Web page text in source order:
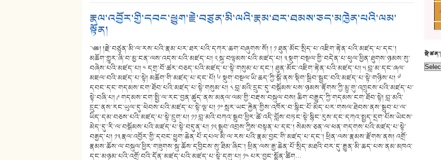
རྣལ་འབྱོར་གྱི་དབང་ཕྱུག་རྗེ་བཙུན་མི་ལའི་རྣམ་ཐར་ཐམས་ཅད་མཁྱེན་པའི་ལམ་
སྟོན།
༄༅། །རྗེ་བཙུན་མི་ལ་རས་པའི་རྣམ་པར་ཐར་པའི་དཀར་ཆག་བཞུགས་སོ། ། ༡ ཐུན་མོང་སྲིད་པ་འཇིག་རྟེན་པའི་མཛད་པ་དང་།
མཆོག་གྱུར་ཞི་བ་མྱ་ངན་ལས་འདས་པའི་མཛད་པ། ༢ སྐུ་བལྟམས་པའི་མཛད་པ། ༣ སྡུག་བསྔལ་གྱི་བདེན་པ་ཕུལ་ཕྱིན་ཐུགས་ཉམས་སུ་
བཞེས་པའི་མཛད་པ། ༤ དགྲ་བོ་ཚར་བཅད་པའི་མཛད་པ་སྟེ་གསུམ་པ་དང་། ཐུན་མོང་འཇིག་རྟེན་པའི་མཛད་པ། ༥ བླ་མ་དང་ཞལ་
མཇལ་བའི་མཛད་པ་སྟེ། མཆོག་གི་མཛད་པ་དང་པོ། ༦ སྡུག་བསྔལ་ཡི་ཆད་ཀྱི་སྒོ་ནས་སྡིག་སྒྲིབ་སྦྱང་བའི་མཛད་པ་སྟེ་གཉིས་པ། ༧
དབང་དང་གདམས་ངག་ཐོབ་པའི་མཛད་པ་སྟེ་གསུམ་པ། ༨ བླ་མའི་དྲུང་དུ་བསྒོམས་པས་ཉམས་རྟོགས་ཀྱི་མྱུ་གུ་འཁྲུངས་པའི་མཛད་པ་
སྟེ་བཞི་པ། ༩ གདམས་ངག་སྤྱི་ལ་རང་བྱན་ཚུད་ནས་མནལ་ལམ་གྱི་བརྡས་བསྐུལ་བས། ཆིག་བརྒྱུད་ཀྱི་གདམས་ངག་ཐོབ་སྟེ། བླ་མའི་
དྲུང་ནས་རང་ཡུལ་དུ་ཕེབས་པའི་མཛད་པ་སྟེ་ལྔ་པ། ༡༠ སླར་ཡང་རྐྱེན་གྱིས་འཁོར་བ་སྙིང་པོ་མེད་པར་གསལ་ཐེབས་ནས་སྒྲུབ་པ་ལ་
ཡིད་དམ་བཅས་པའི་མཛད་པ་སྟེ་དྲུག་པ། ༡༡ བླ་མའི་བཀའ་སྒྲུབ་ཕྱིར་ཚེ་འདི་བློས་བཏང་སྟེ་སྙིང་རུས་དང་དཀའ་སྤྱད་དྲག་པོས་ཡེངས་
མེད་དུ་རི་ལ་བསྒོམས་པའི་མཛད་པ་སྟེ་བདུན་པ། ༡༢ སྒྲུབ་འབྲས་ཀྱིས་བསྟན་པ་དང་། སེམས་ཅན་ལ་ཕན་གདགས་པའི་མཛད་པ་སྟེ་
བརྒྱད་པ། ༡༣ རྣལ་འབྱོར་གྱི་དབང་ཕྱུག་ཆེན་པོ་དཔལ་མི་ལ་རས་པའི་རྣམ་བྱང་གི་མཛད་པ་དང་། ཕྲིན་ལས་རྣམས་རྫོགས་ནས། འགྲོ་
རྣམས་ཆོས་ལ་བསྐུལ་ཕྱིར་གཟུགས་སྐུ་ཆོས་དབྱིངས་སུ་ཐིམ་ཞིང་། ཕྲིན་ལས་རྒྱ་ཆེན་པོ་སྲིད་མཐའི་བར་དུ་རྒྱུན་མི་ཆད་པས་ནམ་མཁའ་
དང་མཉམ་པའི་འགྲོ་བའི་དོན་མཛད་པའི་མཛད་པ་སྟེ་དགུ་པ། ༡༤ པར་བྱང་སྨོན་ཚིག…